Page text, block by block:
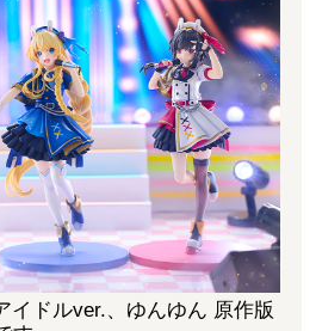
ドルver.、ゆんゆん 原作版